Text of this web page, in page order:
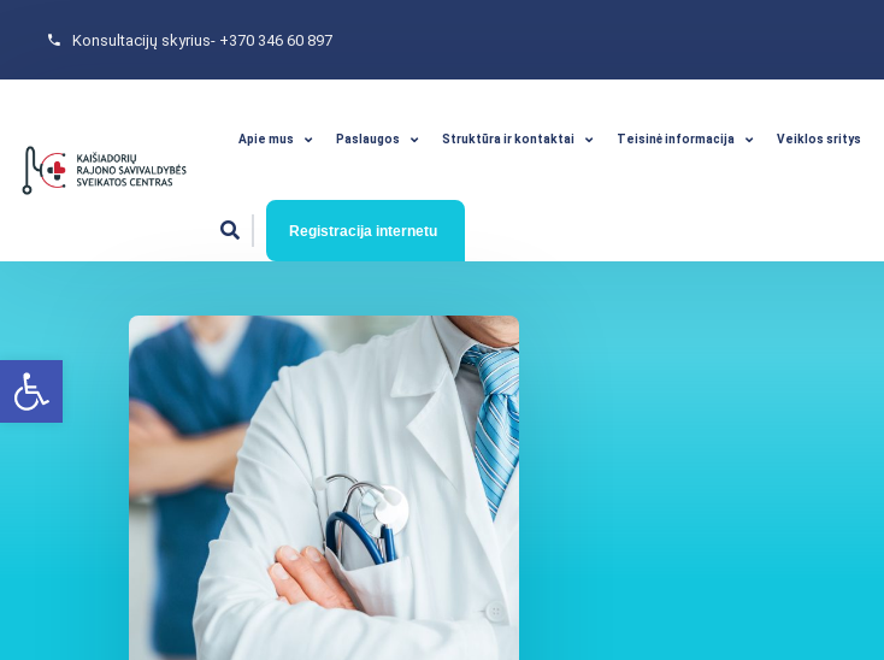
Open toolbar
Konsultacijų skyrius- +370 346 60 897
Apie mus Paslaugos Struktūra ir kontaktai Teisinė informacija Veiklos sritys
Registracija internetu